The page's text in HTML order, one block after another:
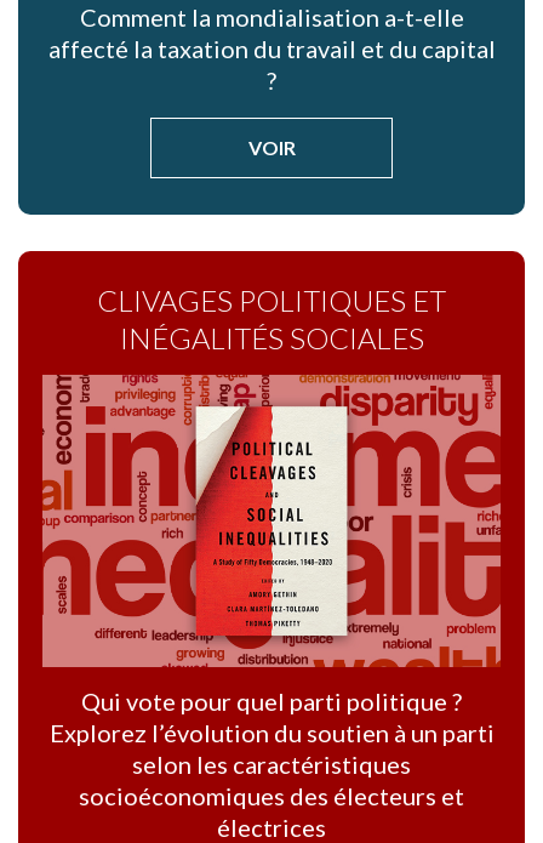
Comment la mondialisation a-t-elle
affecté la taxation du travail et du capital
?
VOIR
CLIVAGES POLITIQUES ET
INÉGALITÉS SOCIALES
Qui vote pour quel parti politique ?
Explorez l’évolution du soutien à un parti
selon les caractéristiques
socioéconomiques des électeurs et
électrices